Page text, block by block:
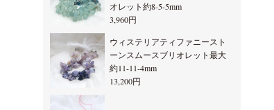
オレット約8-5-5mm
3,960円
ウィステリアティファニースト
ーンスムースブリオレット最大
約11-11-4mm
13,200円